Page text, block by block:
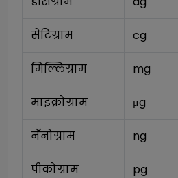
सेंटिग्राम cg
मिल्लिग्राम mg
माइक्रोग्राम μg
नॅनोग्राम ng
पीकोग्राम pg